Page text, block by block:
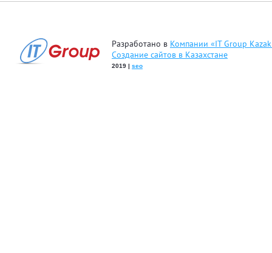
Разработано в Компании «IT Group
Создание сайтов в Казахстане
2019 | seo